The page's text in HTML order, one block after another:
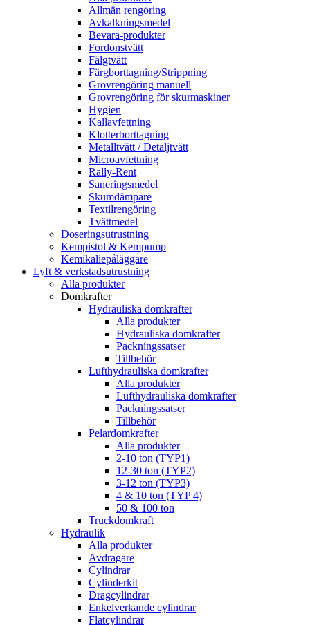
Allmän rengöring
Avkalkningsmedel
Bevara-produkter
Fordonstvätt
Fälgtvätt
Färgborttagning/Strippning
Grovrengöring manuell
Grovrengöring för skurmaskiner
Hygien
Kallavfettning
Klotterborttagning
Metalltvätt / Detaljtvätt
Microavfettning
Rally-Rent
Saneringsmedel
Skumdämpare
Textilrengöring
Tvättmedel
Doseringsutrustning
Kempistol & Kempump
Kemikaliepåläggare
Lyft & verkstadsutrustning
Alla produkter
Domkrafter
Hydrauliska domkrafter
Alla produkter
Hydrauliska domkrafter
Packningssatser
Tillbehör
Lufthydrauliska domkrafter
Alla produkter
Lufthydrauliska domkrafter
Packningssatser
Tillbehör
Pelardomkrafter
Alla produkter
2-10 ton (TYP1)
12-30 ton (TYP2)
3-12 ton (TYP3)
4 & 10 ton (TYP 4)
50 & 100 ton
Truckdomkraft
Hydraulik
Alla produkter
Avdragare
Cylindrar
Cylinderkit
Dragcylindrar
Enkelverkande cylindrar
Flatcylindrar